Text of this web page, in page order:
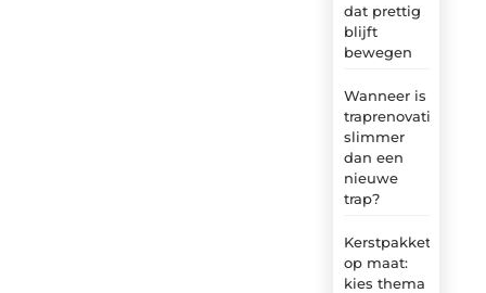
dat prettig
blijft
bewegen
Wanneer is
traprenovatie
slimmer
dan een
nieuwe
trap?
Kerstpakket
op maat:
kies thema